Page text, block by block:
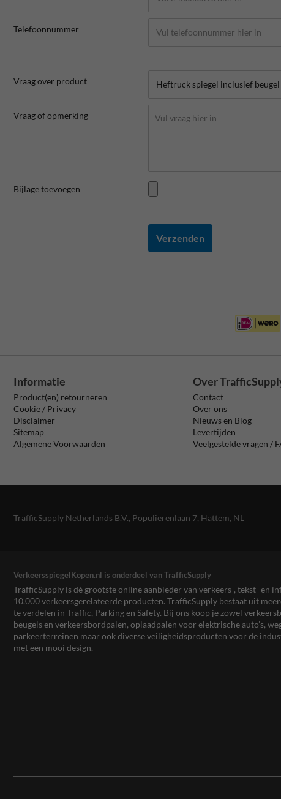
Telefoonnummer
Vraag over product
Vraag of opmerking
Bijlage toevoegen
Verzenden
Informatie
Product(en) retourneren
Cookie / Privacy
Disclaimer
Sitemap
Algemene Voorwaarden
Over
Contact
Over ons
Nieuws en Blog
Levertijden
Veelgestelde vragen /
TrafficSupply Netherlands B.V., Populierenlaan 7, Hattem, NL
VerkeersspiegelKopen.nl is onderdeel van TrafficSupply
TrafficSupply is dé grootste online aanbieder van verkeers-, tekst- en
10.000 verkeersgerelateerde producten. TrafficSupply bestaat uit
te verdelen in Traffic, Parking en Safety. Bij ons koop je zowel
beugels en verkeersbordpalen, oplaadpalen voor elektrische auto’s,
parkeerterreinen maar ook diverse veiligheidsproducten voor de
met een mooi design.